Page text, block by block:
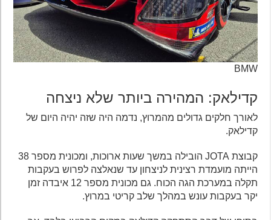
BMW
קדילאק: המהירה ביותר שלא ניצחה
לאורך חלקים גדולים מהמרוץ, נדמה היה שזה יהיה היום של
קדילאק.
קבוצת JOTA הובילה במשך שעות ארוכות, ומכונית מספר 38
הייתה מועמדת רצינית לניצחון עד שנאלצה לפרוש בעקבות
תקלה במערכת הגה הכוח. גם מכונית מספר 12 איבדה זמן
יקר בעקבות עונש במהלך שלב קריטי במרוץ.